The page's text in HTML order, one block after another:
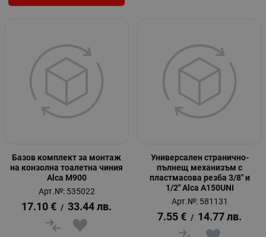
Базов комплект за монтаж
на конзолна тоалетна чиния
Alca M900
Арт.№: 535022
17.10 € / 33.44 лв.
Универсален странично-
пълнещ механизъм с
пластмасова резба 3/8" и
1/2" Alca A150UNI
Арт.№: 581131
7.55 € / 14.77 лв.